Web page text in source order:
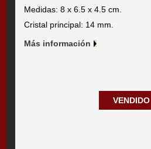
Medidas: 8 x 6.5 x 4.5 cm.
Cristal principal: 14 mm.
Más información
VENDIDO